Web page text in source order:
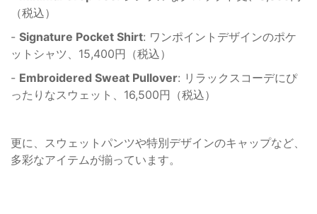
（税込）
- Signature Pocket Shirt: ワンポイントデザインのポケ
ットシャツ、15,400円（税込）
- Embroidered Sweat Pullover: リラックスコーデにぴ
ったりなスウェット、16,500円（税込）
更に、スウェットパンツや特別デザインのキャップなど、
多彩なアイテムが揃っています。